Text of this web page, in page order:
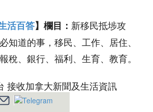
活百答】欄目： 新移民抵埗攻
知道的事，移民、工作、居住、
稅、銀行、福利、生育、教育。
接收加拿大新聞及生活資訊